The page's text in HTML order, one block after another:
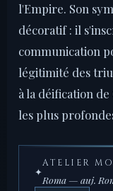
l'Empire. Son
décoratif : il
communication
légitimité des
à la déification
les plus
✦
ATELIER
Roma — auj.